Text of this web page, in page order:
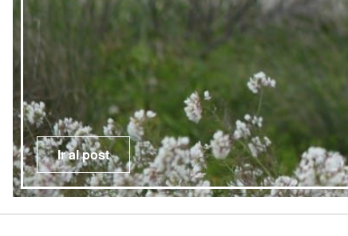
Ir al post